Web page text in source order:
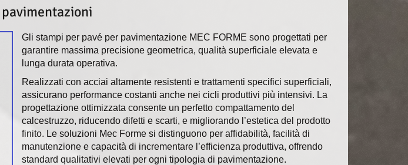
Gli stampi per pavé per pavimentazione MEC FORME sono progettati per
garantire massima precisione geometrica, qualità superficiale elevata e
lunga durata operativa.
Realizzati con acciai altamente resistenti e trattamenti specifici superficiali,
assicurano performance costanti anche nei cicli produttivi più intensivi. La
progettazione ottimizzata consente un perfetto compattamento del
calcestruzzo, riducendo difetti e scarti, e migliorando l’estetica del prodotto
finito. Le soluzioni Mec Forme si distinguono per affidabilità, facilità di
manutenzione e capacità di incrementare l’efficienza produttiva, offrendo
standard qualitativi elevati per ogni tipologia di pavimentazione.